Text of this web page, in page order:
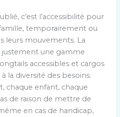
c’est l’accessibilité pour
temporairement ou
leurs mouvements. La
une gamme
accessibles et cargos
la diversité des besoins.
chaque enfant, chaque
de raison de mettre de
en cas de handicap,